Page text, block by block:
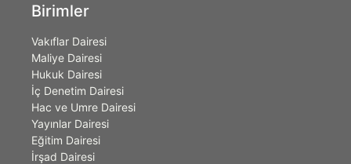
Birimler
Vakıflar Dairesi
Maliye Dairesi
Hukuk Dairesi
İç Denetim Dairesi
Hac ve Umre Dairesi
Yayınlar Dairesi
Eğitim Dairesi
İrşad Dairesi